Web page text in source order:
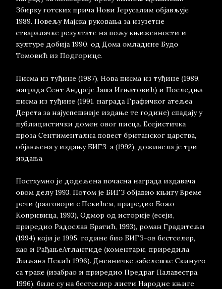
Збирку готских прича Нови Јерусалим објављује
1989. Повељу Мајска руковања за изузетне
стваралачке резултате на пољу књижевности и
културе добија 1990. од Дома омладине Будо
Томовић из Подгорице.
Писма из туђине (1987), Нова писма из туђине (1989,
награда Сент Андреје Јаша Игњатовић) и Последња
писма из туђине (1991. награда Графичког атељеа
Дерета за најуспешније издање те године) спадају у
публицистички домен овог писца. Есејистичка
проза Сентиментална повест британског царства,
објављена у издању БИГЗ-а (1992), доживела је три
издања.
Постхумно је додељена почасна награда издавача
овом делу 1993. Потом је БИГЗ објавио књигу Време
речи (разговори с Пекићем, приредио Божо
Копривица, 1993), Одмор од историје (есеји,
приредио Радослав Братић, 1993), роман Градитељи
(1994) који је 1995. године био БИГЗ-ов бестселер,
као и РађањеАтлантиде (коментари, приредила
Љиљана Пекић 1996). Дневничке забелешке Скинуто
са траке (изабрао и приредио Предраг Палавестра,
1996), биле су на бестселер листи Народне књиге